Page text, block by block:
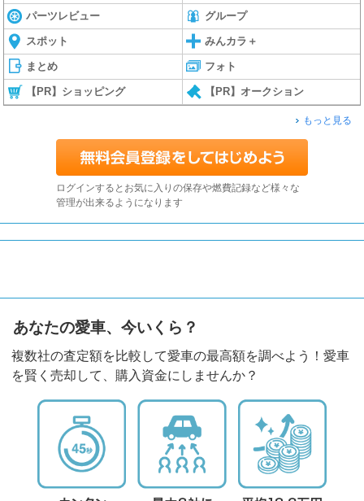
パーツレビュー グループ
スポット みんカラ＋
まとめ フォト
【PR】ショッピング 【PR】オークション
もっと見る
ログインするとお気に入りの保存や燃費記録など様々な
管理が出来るようになります
あなたの愛車、今いくら？
複数社の査定額を比較して愛車の最高額を調べよう！愛車
を賢く売却して、購入資金にしませんか？